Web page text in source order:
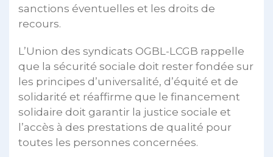
sanctions éventuelles et les droits de
recours.
L’Union des syndicats OGBL-LCGB rappelle
que la sécurité sociale doit rester fondée sur
les principes d’universalité, d’équité et de
solidarité et réaffirme que le financement
solidaire doit garantir la justice sociale et
l’accès à des prestations de qualité pour
toutes les personnes concernées.